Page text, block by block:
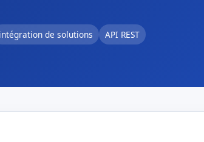
intégration de solutions API REST